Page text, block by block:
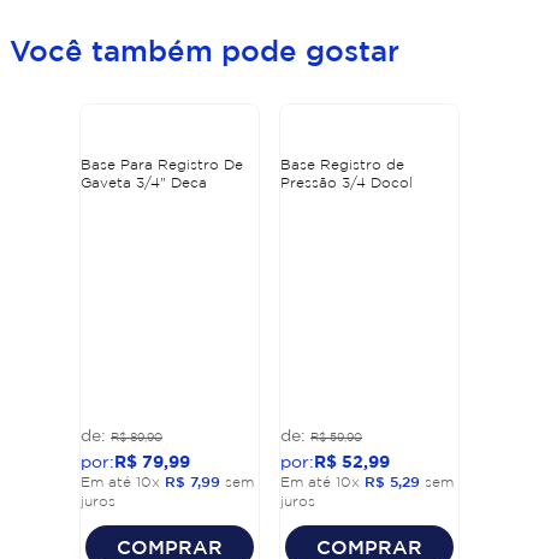
Você também pode gostar
Base Para Registro De
Gaveta 3/4" Deca
R$ 89,90
R$ 79,99
Em até 10x R$ 7,99 sem
juros
COMPRAR
Base Registro de
Pressão 3/4 Docol
R$ 59,90
R$ 52,99
Em até 10x R$ 5,29 sem
juros
COMPRAR